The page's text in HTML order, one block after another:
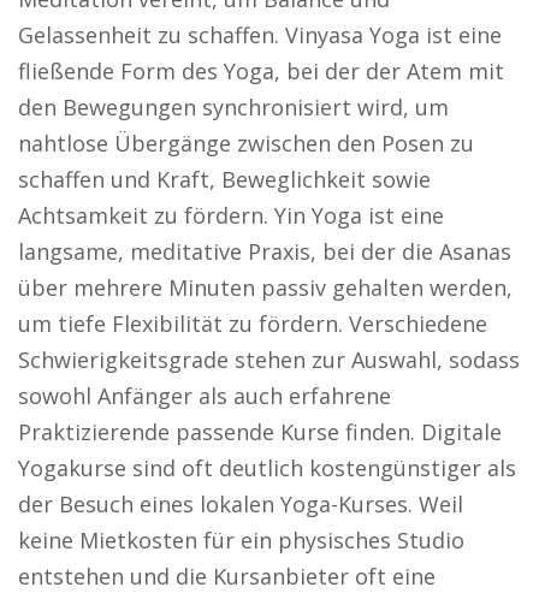
Gelassenheit zu schaffen. Vinyasa Yoga ist eine
fließende Form des Yoga, bei der der Atem mit
den Bewegungen synchronisiert wird, um
nahtlose Übergänge zwischen den Posen zu
schaffen und Kraft, Beweglichkeit sowie
Achtsamkeit zu fördern. Yin Yoga ist eine
langsame, meditative Praxis, bei der die Asanas
über mehrere Minuten passiv gehalten werden,
um tiefe Flexibilität zu fördern. Verschiedene
Schwierigkeitsgrade stehen zur Auswahl, sodass
sowohl Anfänger als auch erfahrene
Praktizierende passende Kurse finden. Digitale
Yogakurse sind oft deutlich kostengünstiger als
der Besuch eines lokalen Yoga-Kurses. Weil
keine Mietkosten für ein physisches Studio
entstehen und die Kursanbieter oft eine